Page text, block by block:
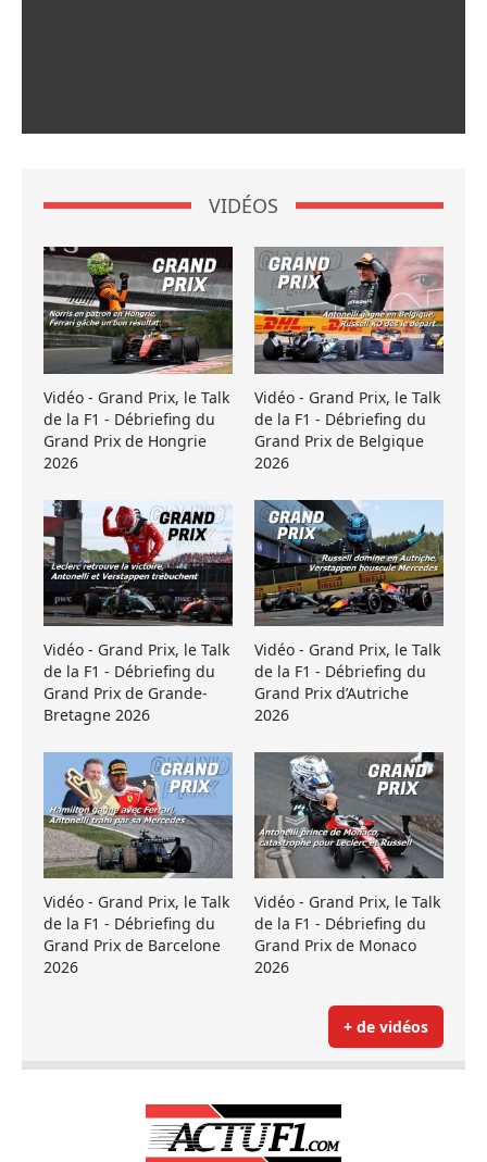
VIDÉOS
Vidéo - Grand Prix, le Talk
de la F1 - Débriefing du
Grand Prix de Hongrie
2026
Vidéo - Grand Prix, le Talk
de la F1 - Débriefing du
Grand Prix de Belgique
2026
Vidéo - Grand Prix, le Talk
de la F1 - Débriefing du
Grand Prix de Grande-
Bretagne 2026
Vidéo - Grand Prix, le Talk
de la F1 - Débriefing du
Grand Prix d’Autriche
2026
Vidéo - Grand Prix, le Talk
de la F1 - Débriefing du
Grand Prix de Barcelone
2026
Vidéo - Grand Prix, le Talk
de la F1 - Débriefing du
Grand Prix de Monaco
2026
+ de vidéos